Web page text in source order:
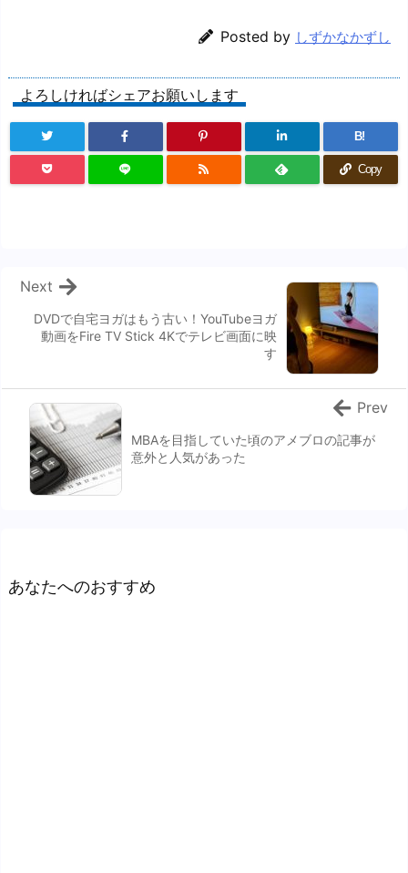
Posted by しずかなかずし
よろしければシェアお願いします
B!
Copy
DVDで自宅ヨガはもう古い！YouTubeヨガ
動画をFire TV Stick 4Kでテレビ画面に映
す
Next
MBAを目指していた頃のアメブロの記事が
意外と人気があった
Prev
あなたへのおすすめ